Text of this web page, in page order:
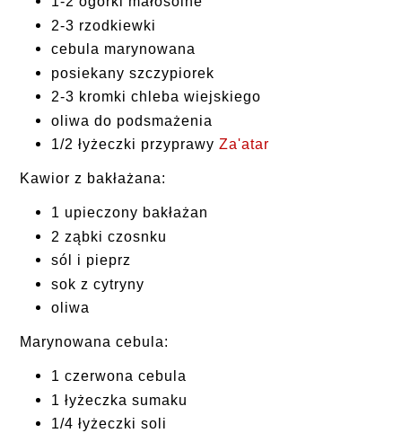
2-3 rzodkiewki
cebula marynowana
posiekany szczypiorek
2-3 kromki chleba wiejskiego
oliwa do podsmażenia
1/2 łyżeczki przyprawyZa'atar
Kawior z bakłażana:
1 upieczony bakłażan
2 ząbki czosnku
sól i pieprz
sok z cytryny
oliwa
Marynowana cebula:
1 czerwona cebula
1 łyżeczka sumaku
1/4 łyżeczki soli